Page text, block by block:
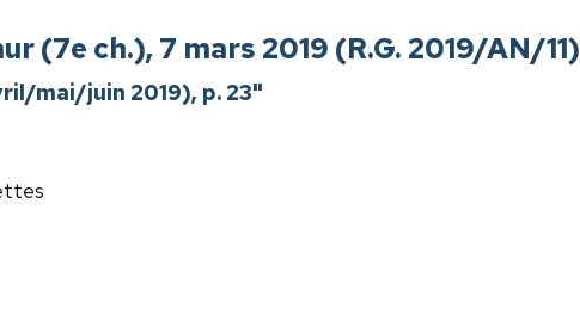
(7e ch.), 7 mars 2019 (R.G. 2019/AN/11)
mai/juin 2019), p. 23"